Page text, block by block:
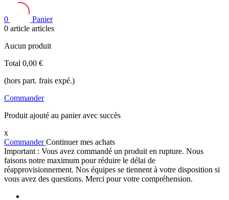
0
Panier
0 article articles
Aucun produit
Total 0,00 €
(hors part. frais expé.)
Commander
Produit ajouté au panier avec succès
x
CommanderContinuer mes achats
Important : Vous avez commandé un produit en rupture. Nous
faisons notre maximum pour réduire le délai de
réapprovisionnement. Nos équipes se tiennent à votre disposition si
vous avez des questions. Merci pour votre compréhension.